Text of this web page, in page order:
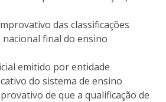
das classificações
final do ensino
emitido por entidade
do sistema de ensino
de que a qualificação de